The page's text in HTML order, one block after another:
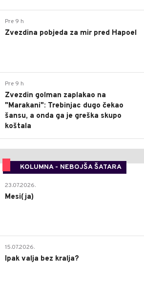
Pre 9 h
Zvezdina pobjeda za mir pred Hapoel
Pre 9 h
Zvezdin golman zaplakao na
"Marakani": Trebinjac dugo čekao
šansu, a onda ga je greška skupo
koštala
KOLUMNA - NEBOJŠA ŠATARA
23.07.2026.
Mesi(ja)
15.07.2026.
Ipak valja bez kralja?